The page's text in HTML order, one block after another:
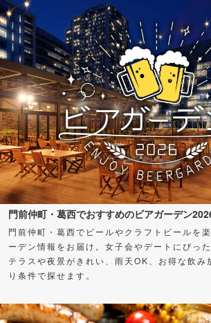
門前仲町・葛西でおすすめのビアガーデン
門前仲町・葛西でビールやクラフトビールを
ーデン情報をお届け。女子会やデートにぴっ
テラスや夜景がきれい、雨天OK、お得な飲み
り条件で探せます。